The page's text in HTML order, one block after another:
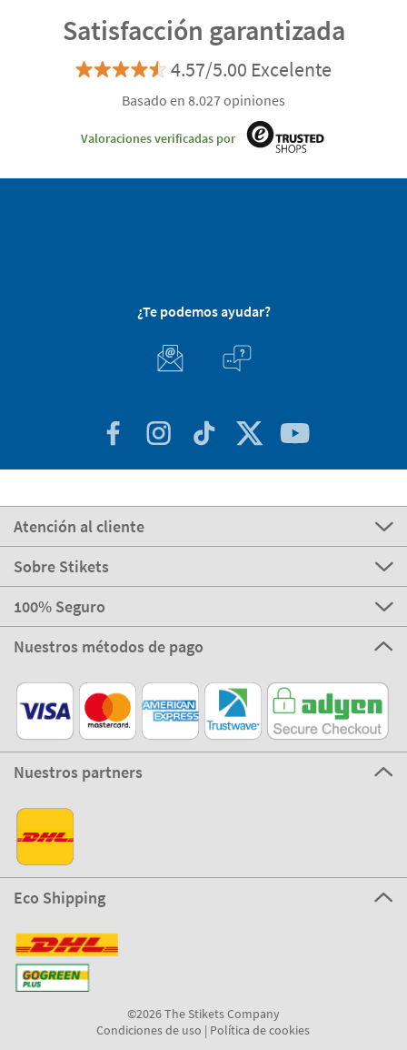
Satisfacción garantizada
4.57/5.00 Excelente
Basado en 8.027 opiniones
Valoraciones verificadas por
¿Te podemos ayudar?
Atención al cliente
Sobre Stikets
100% Seguro
Nuestros métodos de pago
Nuestros partners
Eco Shipping
©2026 The Stikets Company
Condiciones de uso | Política de cookies